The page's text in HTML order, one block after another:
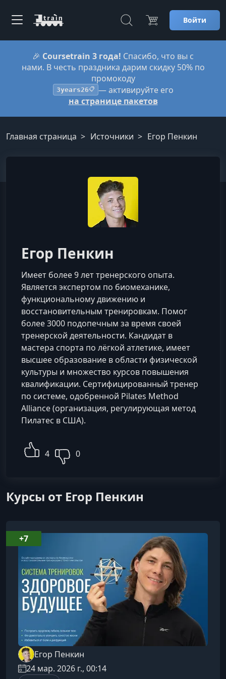
Войти
🎉 Coursetrain 3 года! Спасибо, что вы с
нами. В честь праздника дарим скидку 50% по
промокоду
3years26📋 — активируйте его
на странице пакетов
Главная страница Источники Егор Пенкин
Егор Пенкин
Имеет более 9 лет тренерского опыта.
Является экспертом по биомеханике,
функциональному движению и
восстановительным тренировкам. Помог
более 3000 подопечным за время своей
тренерской деятельности. Кандидат в
мастера спорта по лёгкой атлетике, имеет
высшее образование в области физической
культуры и множество курсов повышения
квалификации. Сертифицированный тренер
по системе, одобренной Pilates Method
Alliance (организация, регулирующая метод
Пилатес в США).
4 0
Курсы от Егор Пенкин
Егор Пенкин
24 мар. 2026 г., 00:14
+7